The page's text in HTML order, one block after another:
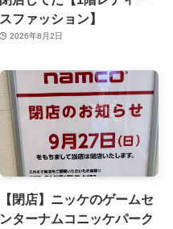
スファッション】
2026年8月2日
【閉店】ニッケのゲームセ
ンターナムコニッケパーク